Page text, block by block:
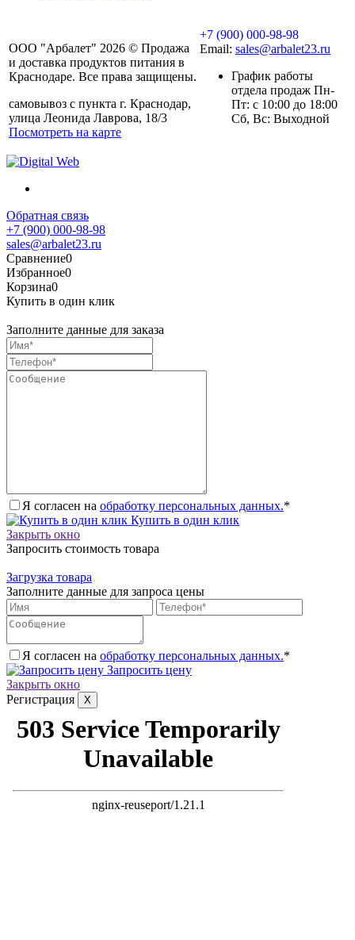
ООО "Арбалет" 2026 © Продажа
и доставка продуктов питания в
Краснодаре. Все права защищены.
самовывоз с пункта г. Краснодар,
улица Леонида Лаврова, 18/3
Посмотреть на карте
+7 (900) 000-98-98
Email: sales@arbalet23.ru
График работы
отдела продаж Пн-
Пт: с 10:00 до 18:00
Сб, Вс: Выходной
Обратная связь
+7 (900) 000-98-98
sales@arbalet23.ru
Сравнение0
Избранное0
Корзина0
Купить в один клик
Заполните данные для заказа
Я согласен на обработку персональных данных.*
Купить в один клик
Закрыть окно
Запросить стоимость товара
Загрузка товара
Заполните данные для запроса цены
Я согласен на обработку персональных данных.*
Запросить цену
Закрыть окно
Регистрация
X